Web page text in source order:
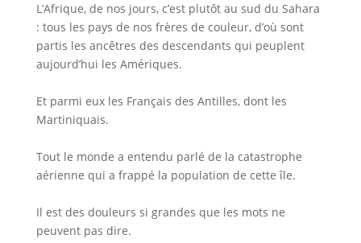
L’Afrique, de nos jours, c’est plutôt au sud du Sahara
: tous les pays de nos frères de couleur, d’où sont
partis les ancêtres des descendants qui peuplent
aujourd’hui les Amériques.
Et parmi eux les Français des Antilles, dont les
Martiniquais.
Tout le monde a entendu parlé de la catastrophe
aérienne qui a frappé la population de cette île.
Il est des douleurs si grandes que les mots ne
peuvent pas dire.